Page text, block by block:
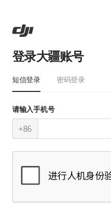
登录大疆账号
短信登录 密码登录
请输入手机号
+86